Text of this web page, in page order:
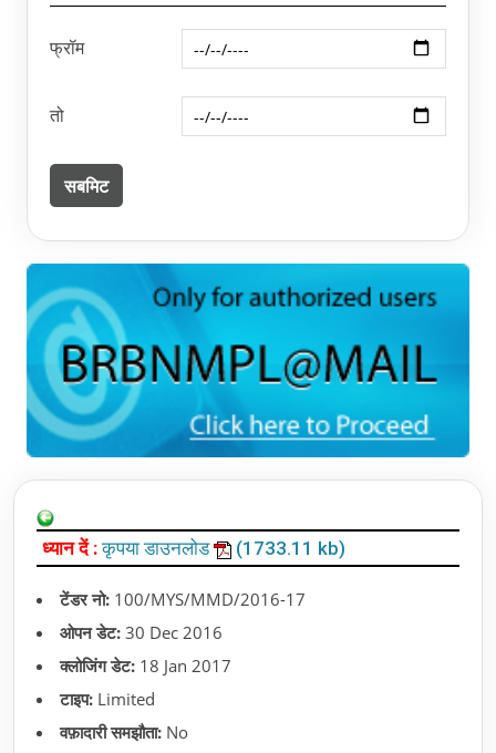
फ्रॉम
तो
ध्यान दें :कृपया डाउनलोड (1733.11 kb)
टेंडर नो: 100/MYS/MMD/2016-17
ओपन डेट: 30 Dec 2016
क्लोजिंग डेट: 18 Jan 2017
टाइप: Limited
वफ़ादारी समझौता: No